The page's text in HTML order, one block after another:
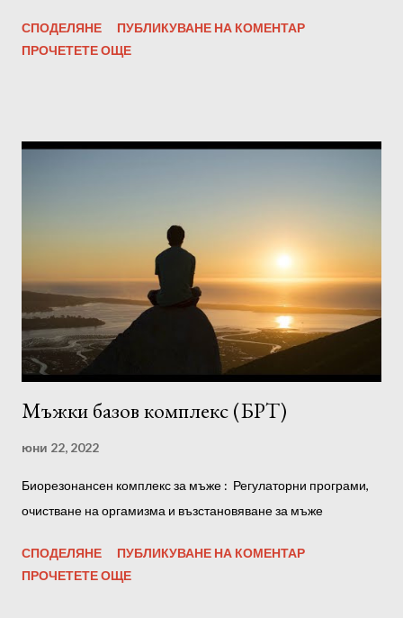
СПОДЕЛЯНЕ
ПУБЛИКУВАНЕ НА КОМЕНТАР
ПРОЧЕТЕТЕ ОЩЕ
Мъжки базов комплекс (БРТ)
юни 22, 2022
Биорезонансен комплекс за мъже : Регулаторни програми,
очистване на оргамизма и възстановяване за мъже
СПОДЕЛЯНЕ
ПУБЛИКУВАНЕ НА КОМЕНТАР
ПРОЧЕТЕТЕ ОЩЕ